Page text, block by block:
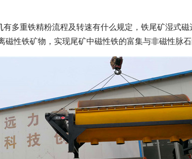
有多重铁精粉流程及转速有什么规定，铁尾矿湿式
磁性铁矿物，实现尾矿中磁性铁的富集与非磁性脉